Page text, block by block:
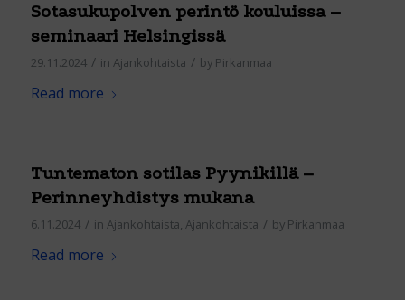
Sotasukupolven perintö kouluissa –
seminaari Helsingissä
29.11.2024 / in Ajankohtaista / by Pirkanmaa
Read more
Tuntematon sotilas Pyynikillä –
Perinneyhdistys mukana
6.11.2024 / in Ajankohtaista, Ajankohtaista / by Pirkanmaa
Read more